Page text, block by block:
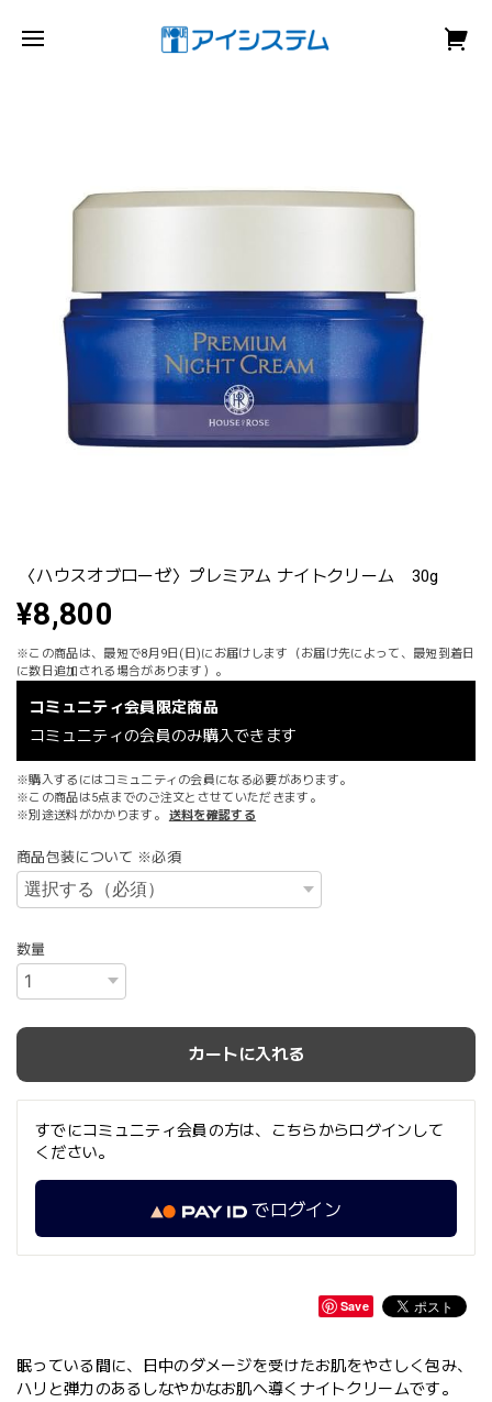
〈ハウスオブローゼ〉プレミアム ナイトクリーム 30g
¥8,800
※この商品は、最短で8月9日(日)にお届けします（お届け先によって、最短到着日
に数日追加される場合があります）。
コミュニティ会員限定商品
コミュニティの会員のみ購入できます
※購入するにはコミュニティの会員になる必要があります。
※この商品は5点までのご注文とさせていただきます。
※別途送料がかかります。
送料を確認する
商品包装について ※必須
数量
カートに入れる
すでにコミュニティ会員の方は、こちらからログインして
ください。
でログイン
Save
眠っている間に、日中のダメージを受けたお肌をやさしく包み、
ハリと弾力のあるしなやかなお肌へ導くナイトクリームです。